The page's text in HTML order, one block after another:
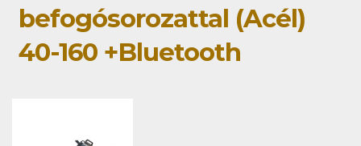
befogósorozattal (Acél)
40-160 +Bluetooth